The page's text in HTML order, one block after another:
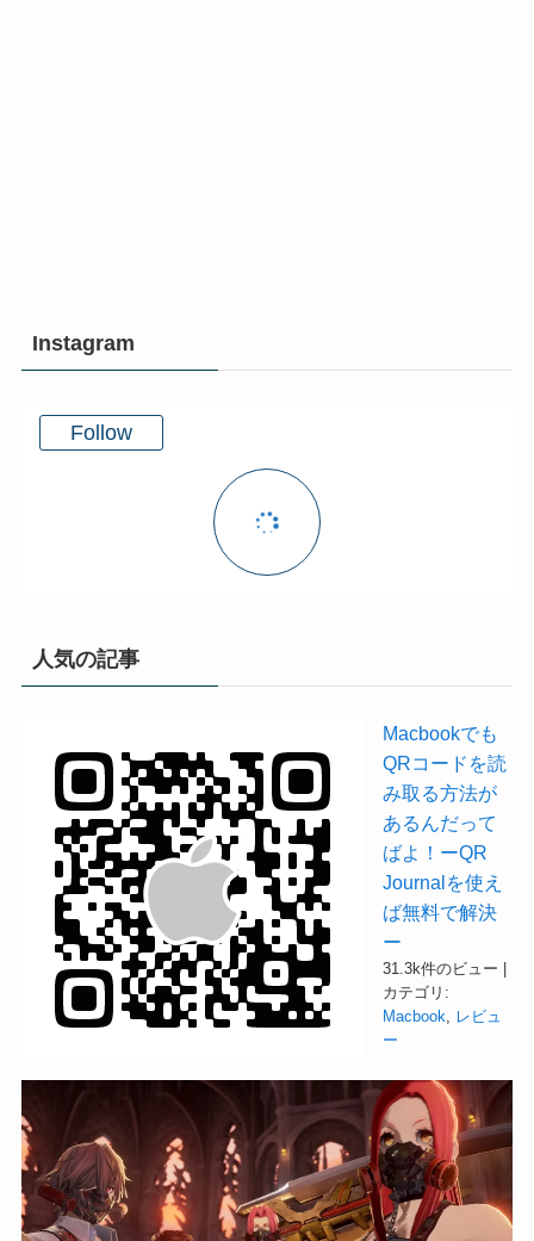
Instagram
Follow
人気の記事
Macbookでも
QRコードを読
み取る方法が
あるんだって
ばよ！ーQR
Journalを使え
ば無料で解決
ー
31.3k件のビュー
カテゴリ:
Macbook, レビュ
ー